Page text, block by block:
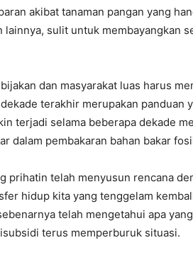
akibat tanaman pangan yang
lainnya, sulit untuk membayangkan
dan masyarakat luas harus
terakhir merupakan panduan
terjadi selama beberapa dekade
dalam pembakaran bahan bakar
prihatin telah menyusun rencana
hidup kita yang tenggelam
telah mengetahui apa
terus memperburuk situasi.